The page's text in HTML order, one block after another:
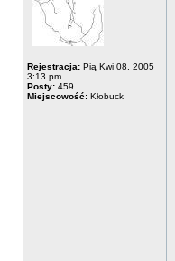
Rejestracja: Pią Kwi 08, 2005
3:13 pm
Posty: 459
Miejscowość: Kłobuck